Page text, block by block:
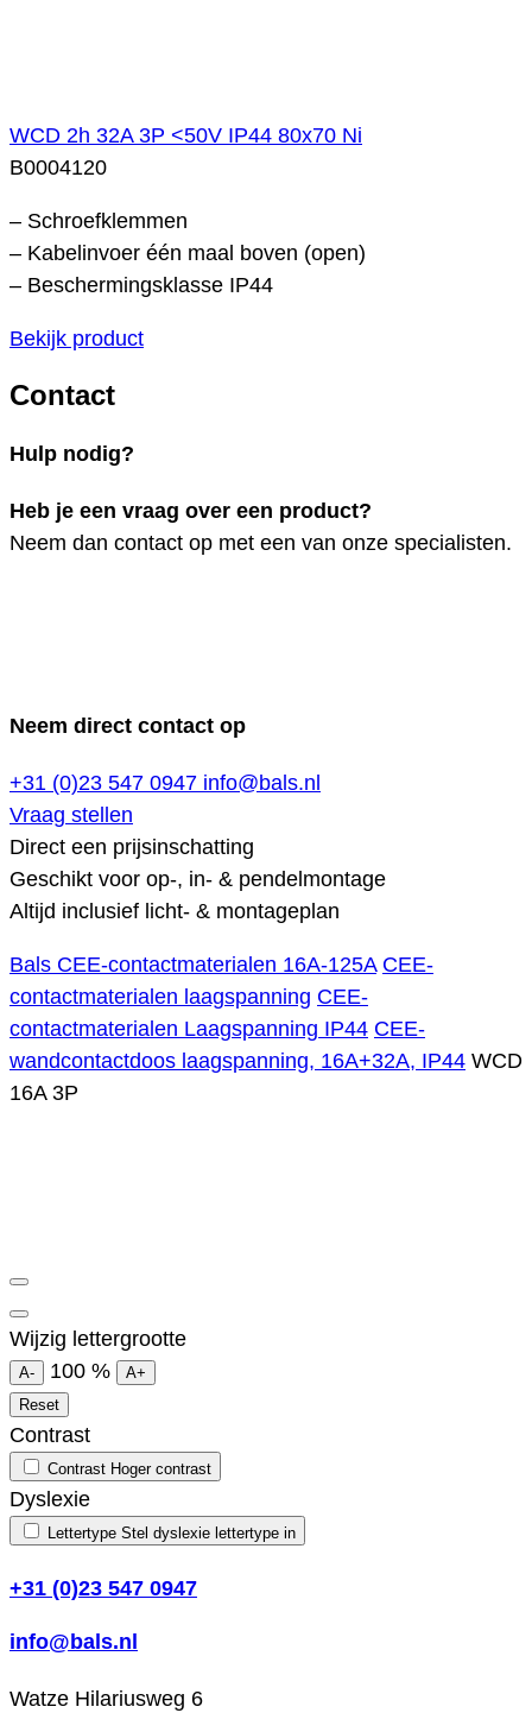
WCD 2h 32A 3P <50V IP44 80x70 Ni
B0004120
– Schroefklemmen
– Kabelinvoer één maal boven (open)
– Beschermingsklasse IP44
Bekijk product
Contact
Hulp nodig?
Heb je een vraag over een product?
Neem dan contact op met een van onze specialisten.
Neem direct contact op
+31 (0)23 547 0947 info@bals.nl
Vraag stellen
Direct een prijsinschatting
Geschikt voor op-, in- & pendelmontage
Altijd inclusief licht- & montageplan
Bals CEE-contactmaterialen 16A-125A CEE-
contactmaterialen laagspanning CEE-
contactmaterialen Laagspanning IP44 CEE-
wandcontactdoos laagspanning, 16A+32A, IP44 WCD
16A 3P
Wijzig lettergrootte
A- 100 %
A+
Reset
Contrast
Contrast Hoger contrast
Dyslexie
Lettertype Stel dyslexie lettertype in
+31 (0)23 547 0947
info@bals.nl
Watze Hilariusweg 6